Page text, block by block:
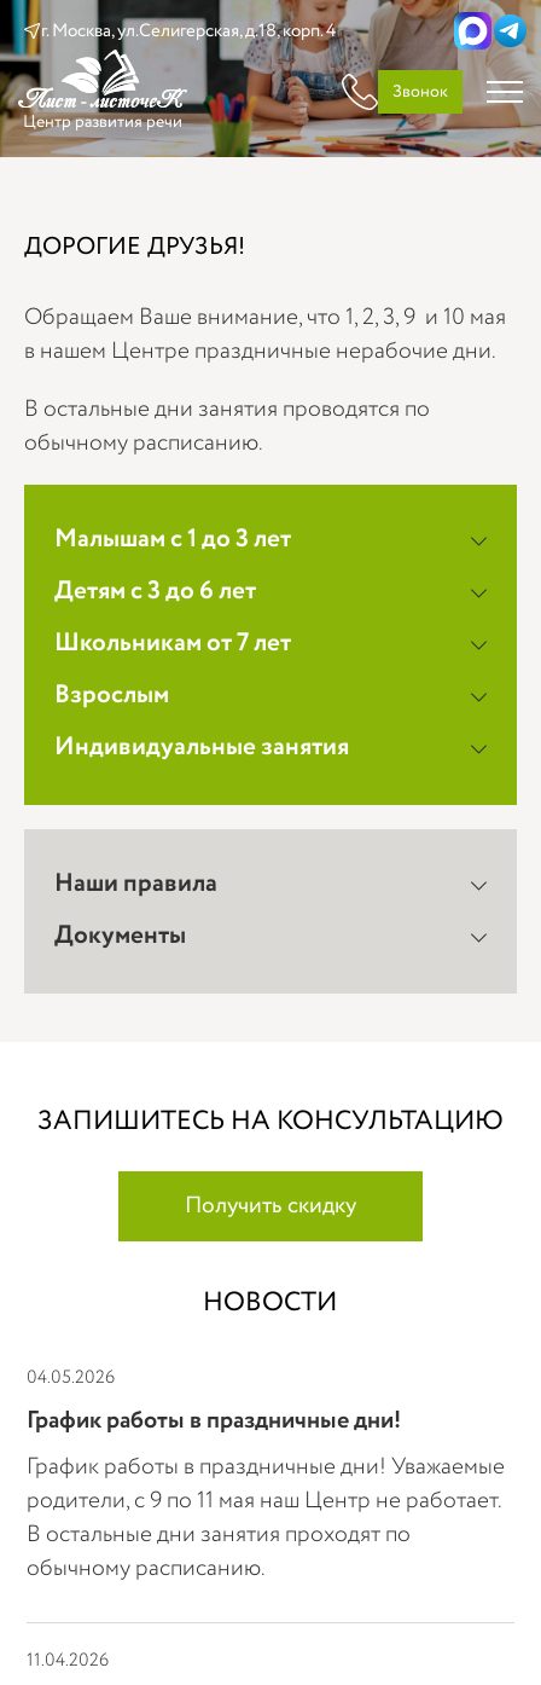
г. Москва, ул.Селигерская, д.18, корп. 4
Центр развития речи
Звонок
Малышам с 1 до 3 лет
Детям с 3 до 6 лет
Школьникам от 7 лет
Взрослым
Индивидуальные занятия
Наши правила
Документы
ДОРОГИЕ ДРУЗЬЯ!
Обращаем Ваше внимание, что 1, 2, 3, 9 и 10 мая
в нашем Центре праздничные нерабочие дни.
В остальные дни занятия проводятся по
обычному расписанию.
ЗАПИШИТЕСЬ НА КОНСУЛЬТАЦИЮ
Получить скидку
НОВОСТИ
04.05.2026
График работы в праздничные дни!
График работы в праздничные дни! Уважаемые
родители, с 9 по 11 мая наш Центр не работает.
В остальные дни занятия проходят по
обычному расписанию.
11.04.2026